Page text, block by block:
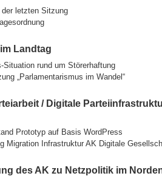
letzten Sitzung
Landtag
Situation rund um Störerhaftung
„Parlamentarismus im Wandel“
/ Digitale
Prototyp auf Basis WordPress
Migration Infrastruktur AK Digitale
des AK zu Netzpolitik im